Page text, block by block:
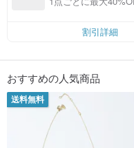
クラシカルな優雅さ
誰もが楽しめる美しさ
「上質でありながら華美ではな
が SOIRÉE BY N.Y. の中核とな
繊細な職人技、そしてクラシカ
くの方へお届けしています。
割引詳細
おすすめの人気商品
送料無料